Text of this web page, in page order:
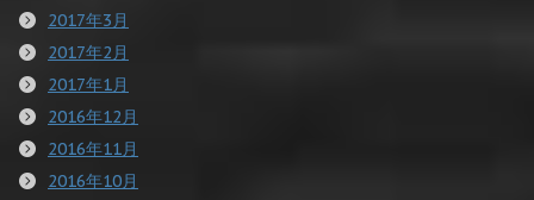
2017年3月
2017年2月
2017年1月
2016年12月
2016年11月
2016年10月